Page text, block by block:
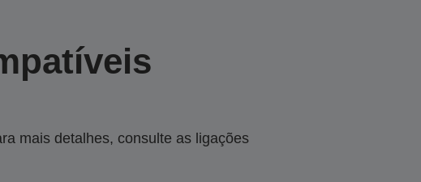
mais detalhes, consulte as ligações